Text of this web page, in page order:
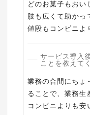
どのお菓子もおい
肢も広くて助かっ
値段もコンビニよ
サービス導入
ことを教えて
業務の合間にちょ
ることで、業務生
コンビニよりも安